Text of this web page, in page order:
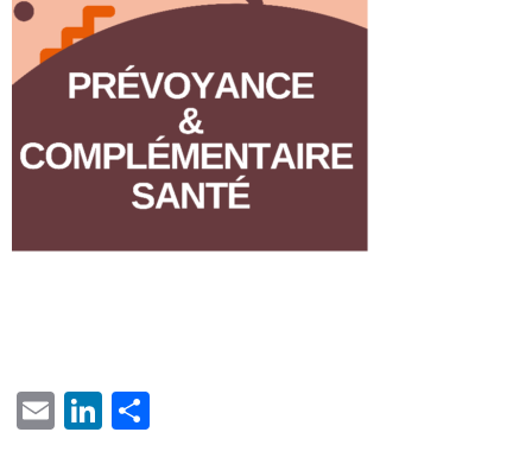
EMAIL LINKEDIN